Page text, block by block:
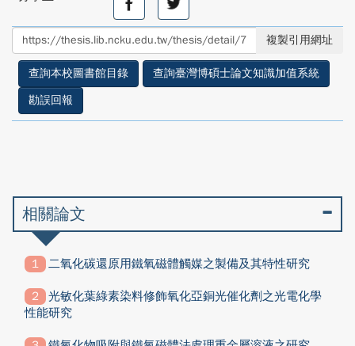
至
facebook
享
至
twitter
複製引用網址
查詢本校圖書館目錄
查詢臺灣博碩士論文知識加值系統
勘誤回報
相關論文
二氧化碳還原用鐵氧磁體觸媒之製備及其特性研究
光敏化葉綠素染料修飾氧化亞銅光催化劑之光電化學
性能研究